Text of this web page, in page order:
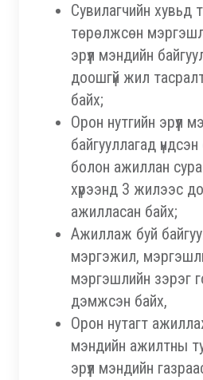
Сувилагчийн хувьд
төрөлжсөн
эрүүл мэндийн
доошгүй жил
байх;
Орон нутгийн эрүүл
байгууллагад
болон ажиллан
хүрээнд 3 жилээс
ажилласан байх;
Ажиллаж буй
мэргэжил,
мэргэшлийн зэрэг
дэмжсэн байх,
Орон нутагт
мэндийн ажилтны
эрүүл мэндийн